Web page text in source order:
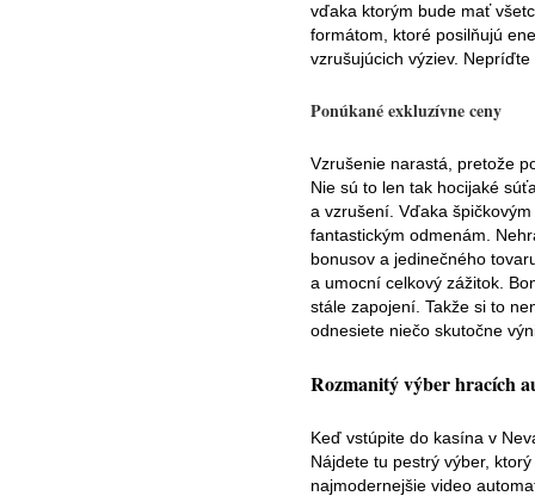
vďaka ktorým bude mať
formátom, ktoré posilňujú
vzrušujúcich výziev.
Ponúkané exkluzívne ceny
Vzrušenie narastá, pretože
Nie sú to len tak hocijaké
a vzrušení. Vďaka
fantastickým odmenám.
bonusov a jedinečného
a umocní celkový zážitok.
stále zapojení. Takže si to
odnesiete niečo skutočne
Rozmanitý výber hracích
Keď vstúpite do kasína v
Nájdete tu pestrý výber,
najmodernejšie video